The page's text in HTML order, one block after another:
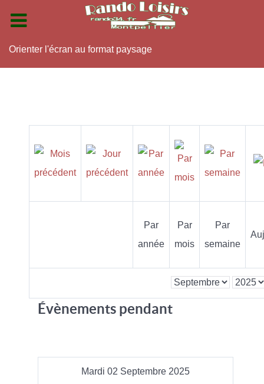
Orienter l'écran au format paysage
Par
année
Par
mois
Par
semaine
Évènements pendant
Mardi 02 Septembre 2025